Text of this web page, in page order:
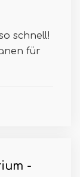
schnell!
für
-